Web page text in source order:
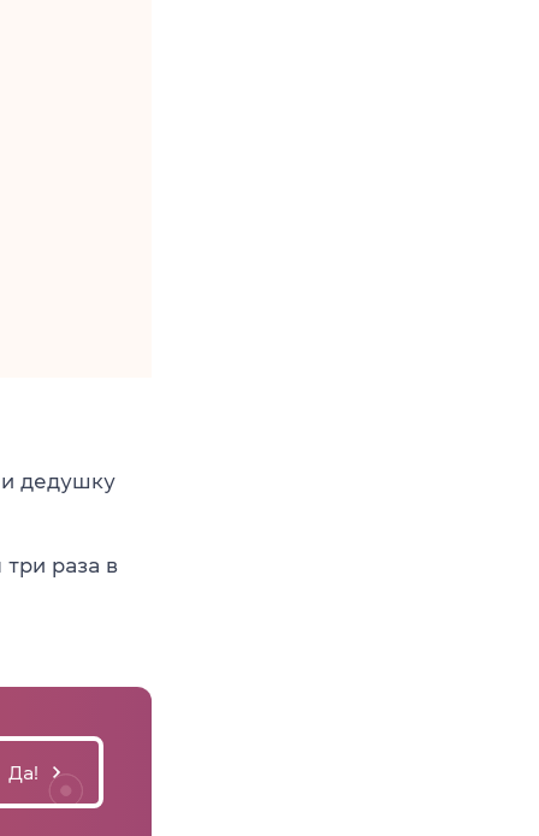
дедушку
раза в
Да!